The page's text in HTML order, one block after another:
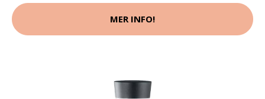
MER INFO!